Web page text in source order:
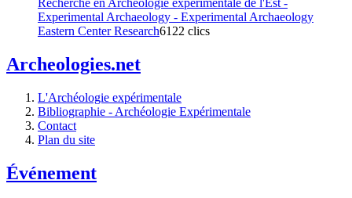
Recherche en Archéologie expérimentale de l'Est -
Experimental Archaeology - Experimental Archaeology
Eastern Center Research6122 clics
Archeologies.net
L'Archéologie expérimentale
Bibliographie - Archéologie Expérimentale
Contact
Plan du site
Événement